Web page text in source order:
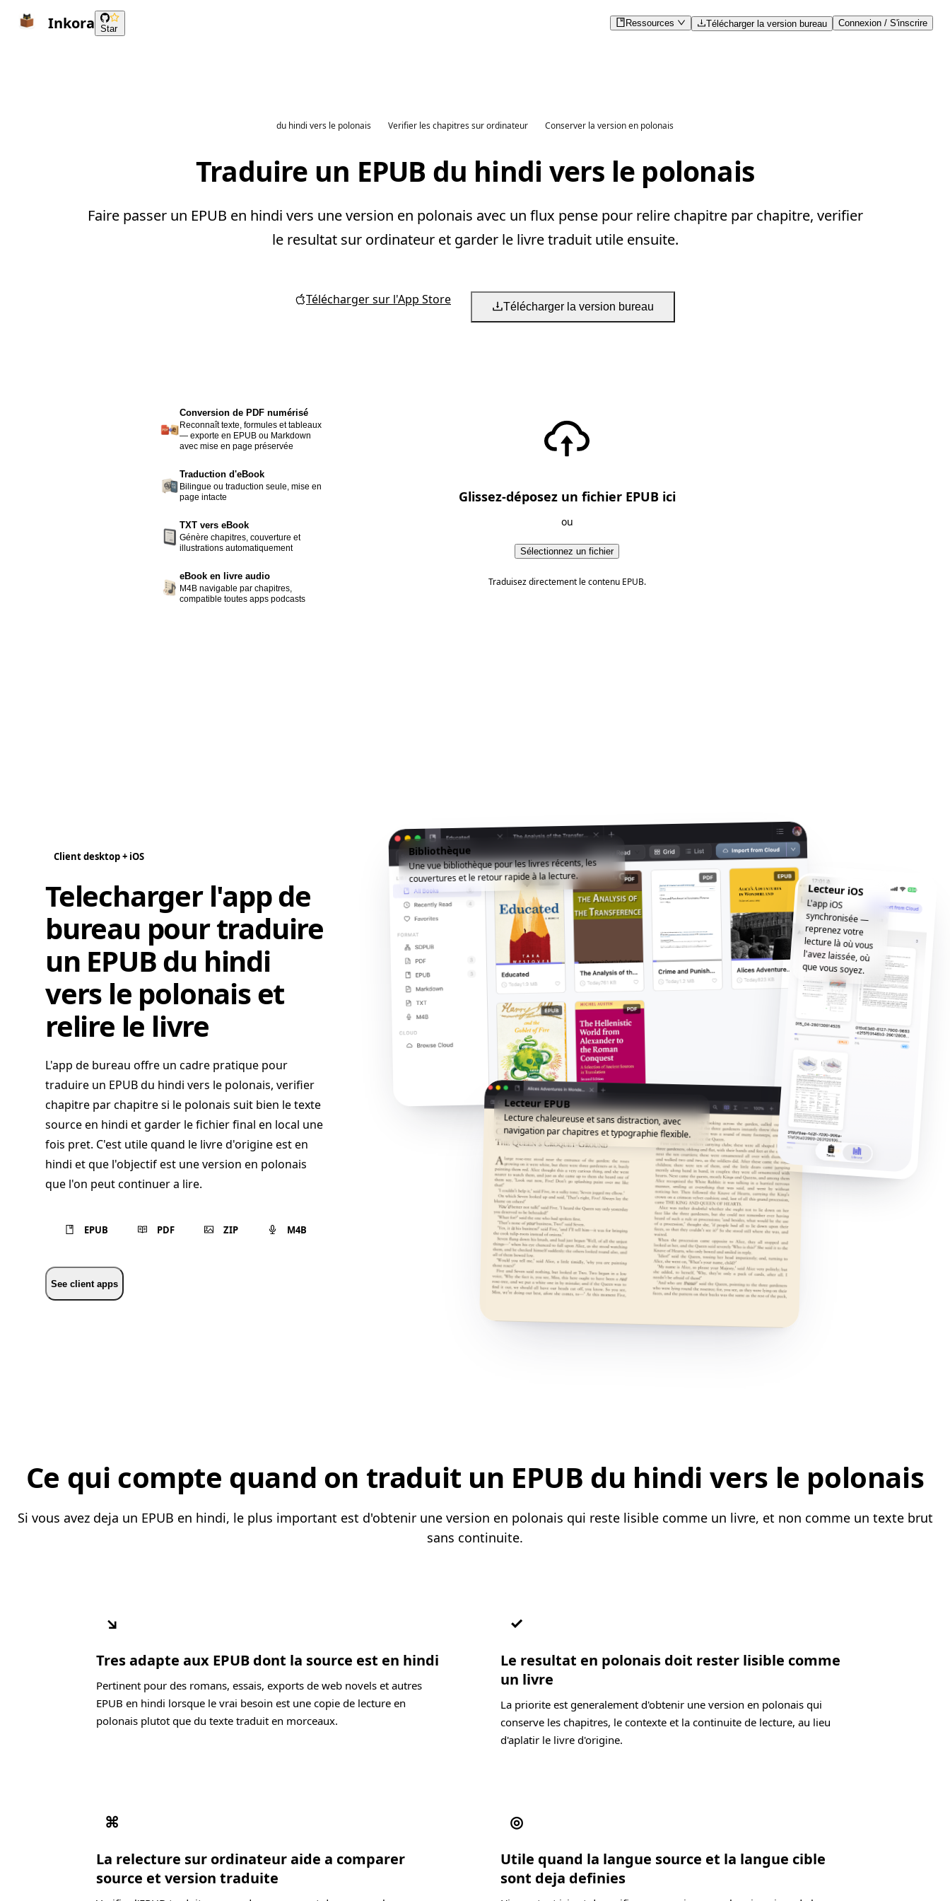
Inkora Star
Ressources Télécharger la version bureau Connexion / S'inscrire
du hindi vers le polonais Verifier les chapitres sur ordinateur Conserver la version en polonais
Traduire un EPUB du hindi vers le polonais
Faire passer un EPUB en hindi vers une version en polonais avec un flux pense pour relire chapitre par chapitre, verifier
le resultat sur ordinateur et garder le livre traduit utile ensuite.
Télécharger sur l'App Store Télécharger la version bureau
Conversion de PDF numérisé
Reconnaît texte, formules et tableaux
— exporte en EPUB ou Markdown
avec mise en page préservée
Traduction d'eBook
Bilingue ou traduction seule, mise en
page intacte
TXT vers eBook
Génère chapitres, couverture et
illustrations automatiquement
eBook en livre audio
M4B navigable par chapitres,
compatible toutes apps podcasts
Glissez-déposez un fichier EPUB ici
ou
Sélectionnez un fichier
Traduisez directement le contenu EPUB.
Client desktop + iOS
Telecharger l'app de
bureau pour traduire
un EPUB du hindi
vers le polonais et
relire le livre
L'app de bureau offre un cadre pratique pour
traduire un EPUB du hindi vers le polonais, verifier
chapitre par chapitre si le polonais suit bien le texte
source en hindi et garder le fichier final en local une
fois pret. C'est utile quand le livre d'origine est en
hindi et que l'objectif est une version en polonais
que l'on peut continuer a lire.
EPUB PDF ZIP M4B
See client apps
Bibliothèque
Une vue bibliothèque pour les livres récents, les
couvertures et le retour rapide à la lecture.
Lecteur EPUB
Lecture chaleureuse et sans distraction, avec
navigation par chapitres et typographie flexible.
Lecteur iOS
L'app iOS
synchronisée —
reprenez votre
lecture là où vous
l'avez laissée, où
que vous soyez.
Ce qui compte quand on traduit un EPUB du hindi vers le polonais
Si vous avez deja un EPUB en hindi, le plus important est d'obtenir une version en polonais qui reste lisible comme un livre, et non comme un texte brut
sans continuite.
↘
Tres adapte aux EPUB dont la source est en hindi
Pertinent pour des romans, essais, exports de web novels et autres
EPUB en hindi lorsque le vrai besoin est une copie de lecture en
polonais plutot que du texte traduit en morceaux.
✓
Le resultat en polonais doit rester lisible comme
un livre
La priorite est generalement d'obtenir une version en polonais qui
conserve les chapitres, le contexte et la continuite de lecture, au lieu
d'aplatir le livre d'origine.
⌘
La relecture sur ordinateur aide a comparer
source et version traduite
◎
Utile quand la langue source et la langue cible
sont deja definies